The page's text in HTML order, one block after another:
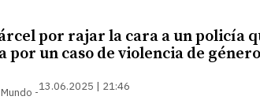
por rajar la cara a un policía
por un caso de violencia de género
13.06.2025 | 21:46